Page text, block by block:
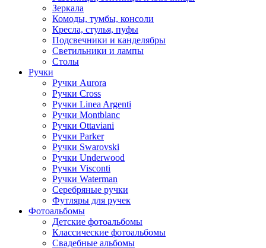
Зеркала
Комоды, тумбы, консоли
Кресла, стулья, пуфы
Подсвечники и канделябры
Светильники и лампы
Столы
Ручки
Ручки Aurora
Ручки Cross
Ручки Linea Argenti
Ручки Montblanc
Ручки Ottaviani
Ручки Parker
Ручки Swarovski
Ручки Underwood
Ручки Visconti
Ручки Waterman
Серебряные ручки
Футляры для ручек
Фотоальбомы
Детские фотоальбомы
Классические фотоальбомы
Свадебные альбомы